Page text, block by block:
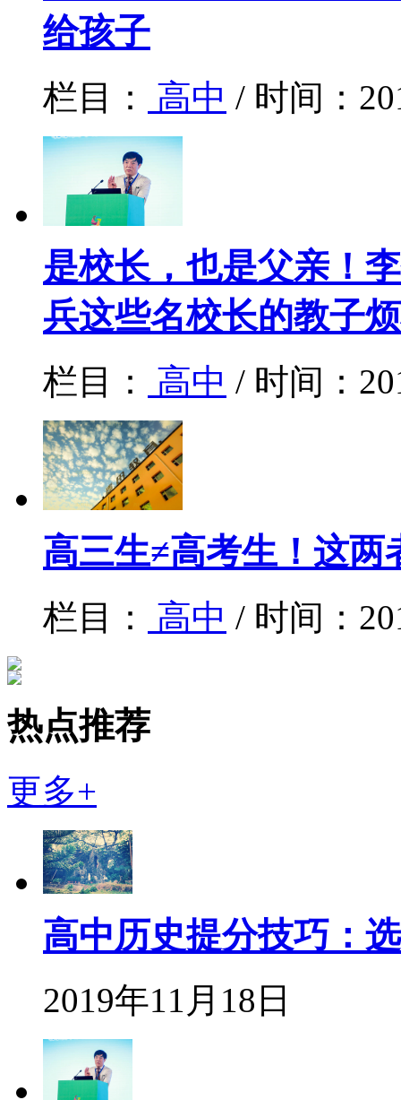
给孩子
栏目： 高中 / 时间：
是校长，也是父亲！
兵这些名校长的教子
栏目： 高中 / 时间：
高三生≠高考生！这
栏目： 高中 / 时间：
热点推荐
更多+
高中历史提分技巧：
2019年11月18日